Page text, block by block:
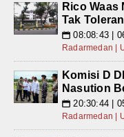
Rico
Tak
📅 08:08:43 |
Radarmedan |
Komisi D
Nasution
📅 20:30:44 |
Radarmedan |